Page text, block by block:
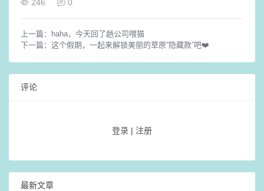
246 0
上一篇：
haha，今天回了趟公司喂猫
下一篇： 这个假期，一起来解锁美丽的草原“隐藏款”吧❤️
评论
登录 | 注册
最新文章